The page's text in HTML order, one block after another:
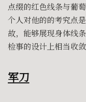
点缀的红色线条与葡
个人对他的的考究点
故，能够展现身体线
检事的设计上相当收敛
军刀